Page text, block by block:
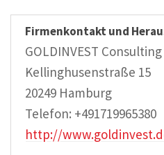
Firmenkontakt und
GOLDINVEST
Kellinghusenstraße 15
20249 Hamburg
Telefon: +491719965380
http://